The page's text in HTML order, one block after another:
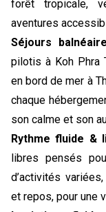
forêt tropicale,
aventures
Séjours
pilotis à Koh Phra
en bord de mer à
chaque
son calme et son
Rythme fluide &
libres pensés
d’activités
et repos, pour une